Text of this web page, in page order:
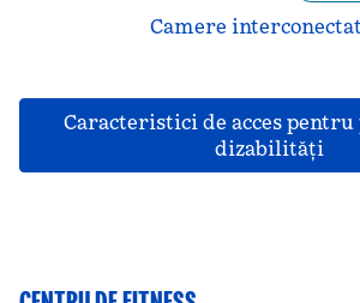
Camere
Caracteristici de acces pentru
dizabilităţi